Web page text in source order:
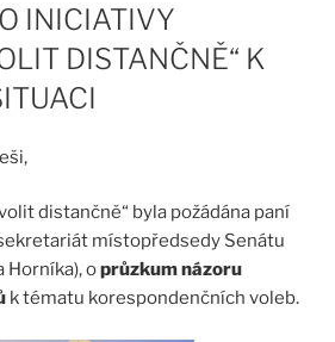
INICIATIVY
DISTANČNĚ“ K
distančně“ byla požádána paní
místopředsedy Senátu
Horníka), oprůzkum názoru
k tématu korespondenčních voleb.